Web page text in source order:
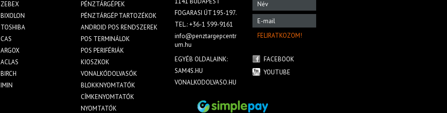
ZEBEX
BIXOLON
TOSHIBA
CAS
ARGOX
ACLAS
BIRCH
IMIN
PÉNZTÁRGÉPEK
PÉNZTÁRGÉP TARTOZÉKOK
ANDROID POS RENDSZEREK
POS TERMINÁLOK
POS PERIFÉRIÁK
KIOSZKOK
VONALKÓDOLVASÓK
BLOKKNYOMTATÓK
CÍMKENYOMTATÓK
NYOMTATÓK
FOGARASI ÚT 195-197.
TEL.:+36-1 599-9161
info@penztargepcentr
um.hu
EGYÉB OLDALAINK:
SAM4S.HU
VONALKODOLVASO.HU
FACEBOOK
YOUTUBE